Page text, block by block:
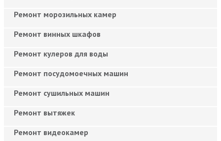
Ремонт морозильных камер
Ремонт винных шкафов
Ремонт кулеров для воды
Ремонт посудомоечных машин
Ремонт сушильных машин
Ремонт вытяжек
Ремонт видеокамер